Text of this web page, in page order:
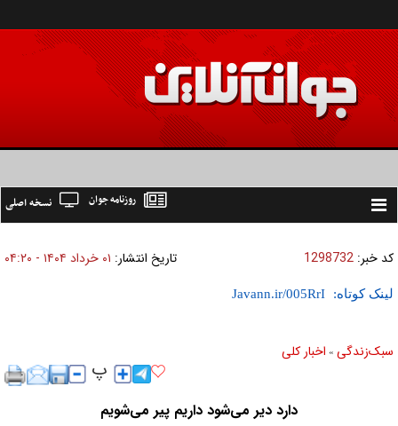
Toggle
نسخه اصلی روزنامه جوان
کد خبر: 1298732 تاریخ انتشار: ۰۱ خرداد ۱۴۰۴ - ۰۴:۲۰
لینک کوتاه:
سبک‌زندگی » اخبار کلی
دارد دیر می‌شود داریم پیر می‌شویم